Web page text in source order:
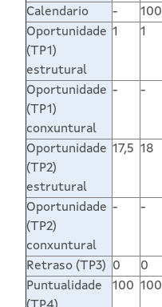
Calendario - 100
Oportunidade
(TP1)
estrutural
1 1
Oportunidade
(TP1)
conxuntural
- -
Oportunidade
(TP2)
estrutural
17,5 18
Oportunidade
(TP2)
conxuntural
- -
Retraso (TP3) 0 0
Puntualidade
100 100